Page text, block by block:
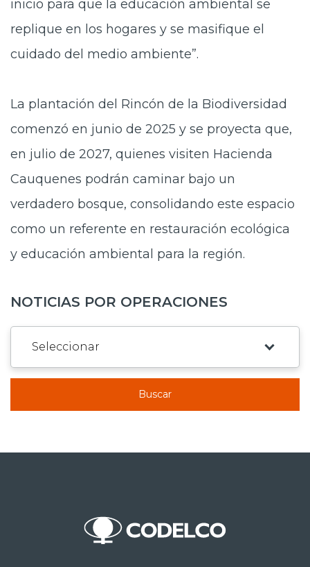
inicio para que la educación ambiental se
replique en los hogares y se masifique el
cuidado del medio ambiente”.
La plantación del Rincón de la Biodiversidad
comenzó en junio de 2025 y se proyecta que,
en julio de 2027, quienes visiten Hacienda
Cauquenes podrán caminar bajo un
verdadero bosque, consolidando este espacio
como un referente en restauración ecológica
y educación ambiental para la región.
NOTICIAS POR OPERACIONES
Buscar